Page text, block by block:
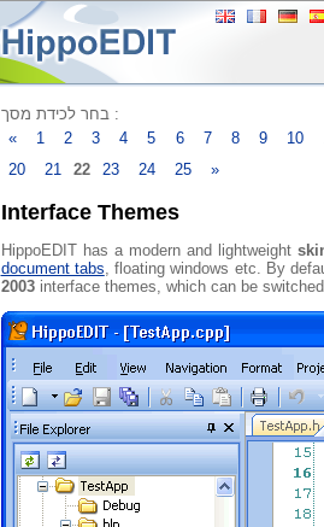
בחר לכידת מסך :
«
1 2 3 4 5 6 7 8 9 10
20
21 22 23 24 25 »
Interface Themes
HippoEDIT has a modern and lightweight
document tabs, floating windows etc. By
2003interface themes, which can be